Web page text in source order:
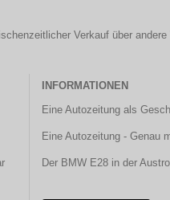
Verkauf über
INFORMATIONEN
Eine Autozeitung als
Eine Autozeitung - Genau
Der BMW E28 in der